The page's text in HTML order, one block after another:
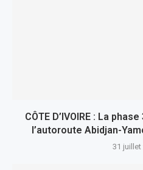
CÔTE D’IVOIRE : La
l’autoroute Abidjan-
31 juillet